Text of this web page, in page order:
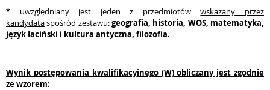
* uwzględniany jest jeden z przedmiotówwskazany przez
kandydataspośród zestawu:geografia, historia, WOS, matematyka,
język łaciński i kultura antyczna, filozofia.
Wynik postępowania kwalifikacyjnego (W) obliczany jest zgodnie
ze wzorem: